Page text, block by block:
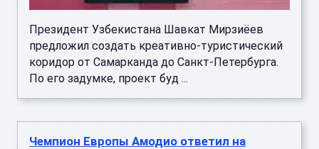
Президент Узбекистана Шавкат Мирзиёев
предложил создать креативно-туристический
коридор от Самарканда до Санкт-Петербурга.
По его задумке, проект буд ...
Чемпион Европы Амодио ответил на